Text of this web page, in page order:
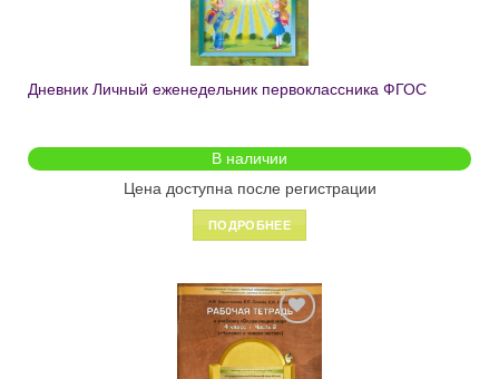
Дневник Личный еженедельник первоклассника ФГОС
В наличии
Цена доступна после регистрации
ПОДРОБНЕЕ
Добавить
в список
желаний